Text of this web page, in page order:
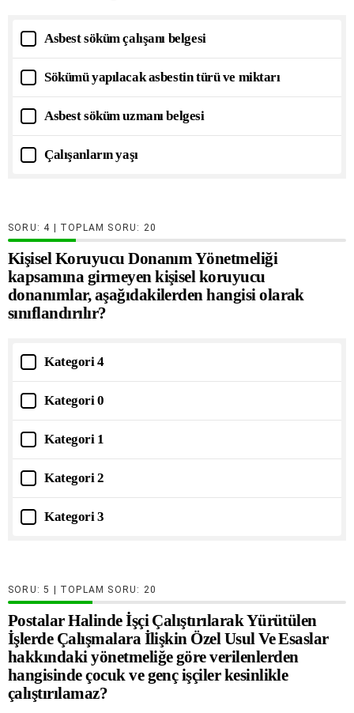
Asbest söküm çalışanı belgesi
Sökümü yapılacak asbestin türü ve miktarı
Asbest söküm uzmanı belgesi
Çalışanların yaşı
SORU: | TOPLAM SORU: 20
Kişisel Koruyucu Donanım Yönetmeliği
kapsamına girmeyen kişisel koruyucu
donanımlar, aşağıdakilerden hangisi olarak
sınıflandırılır?
Kategori 4
Kategori 0
Kategori 1
Kategori 2
Kategori 3
SORU: | TOPLAM SORU: 20
Postalar Halinde İşçi Çalıştırılarak Yürütülen
İşlerde Çalışmalara İlişkin Özel Usul Ve Esaslar
hakkındaki yönetmeliğe göre verilenlerden
hangisinde çocuk ve genç işçiler kesinlikle
çalıştırılamaz?